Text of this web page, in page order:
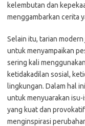
kelembutan dan
menggambarkan cerita
Selain itu, tarian
untuk menyampaikan
sering kali
ketidakadilan sosial,
lingkungan. Dalam hal
untuk menyuarakan isu-
yang kuat dan
menginspirasi